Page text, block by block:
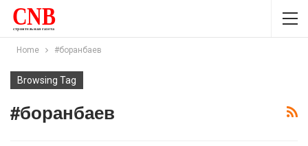
Home #боранбаев
Browsing Tag
#боранбаев